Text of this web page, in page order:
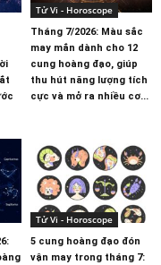
Tử Vi - Horoscope
Tháng 7/2026: Màu sắc
may mắn dành cho 12
cung hoàng đạo, giúp
thu hút năng lượng tích
cực và mở ra nhiều cơ...
Tử Vi - Horoscope
5 cung hoàng đạo đón
vận may trong tháng 7: